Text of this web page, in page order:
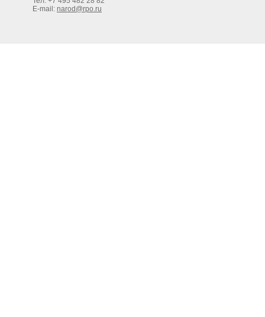
E-mail: narod@rpo.ru